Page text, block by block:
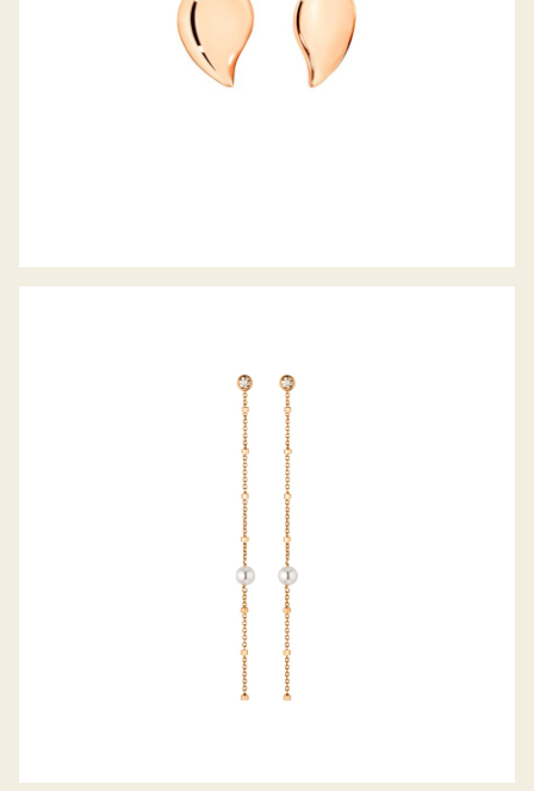
GELLNER OHRHÄNGER METROPOLITAN